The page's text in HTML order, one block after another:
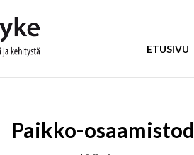
ETUSIVU
Paikko-